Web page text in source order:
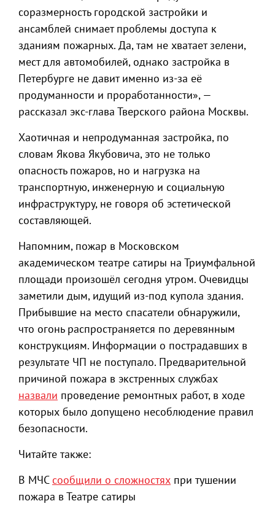
соразмерность городской застройки и
ансамблей снимает проблемы доступа к
зданиям пожарных. Да, там не хватает зелени,
мест для автомобилей, однако застройка в
Петербурге не давит именно из-за её
продуманности и проработанности», —
рассказал экс-глава Тверского района Москвы.
Хаотичная и непродуманная застройка, по
словам Якова Якубовича, это не только
опасность пожаров, но и нагрузка на
транспортную, инженерную и социальную
инфраструктуру, не говоря об эстетической
составляющей.
Напомним, пожар в Московском
академическом театре сатиры на Триумфальной
площади произошёл сегодня утром. Очевидцы
заметили дым, идущий из-под купола здания.
Прибывшие на место спасатели обнаружили,
что огонь распространяется по деревянным
конструкциям. Информации о пострадавших в
результате ЧП не поступало. Предварительной
причиной пожара в экстренных службах
назвали проведение ремонтных работ, в ходе
которых было допущено несоблюдение правил
безопасности.
Читайте также:
В МЧС сообщили о сложностях при тушении
пожара в Театре сатиры